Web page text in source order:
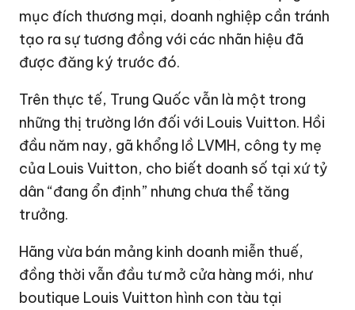
mục đích thương mại, doanh nghiệp cần tránh
tạo ra sự tương đồng với các nhãn hiệu đã
được đăng ký trước đó.
Trên thực tế, Trung Quốc vẫn là một trong
những thị trường lớn đối với Louis Vuitton. Hồi
đầu năm nay, gã khổng lồ LVMH, công ty mẹ
của Louis Vuitton, cho biết doanh số tại xứ tỷ
dân “đang ổn định” nhưng chưa thể tăng
trưởng.
Hãng vừa bán mảng kinh doanh miễn thuế,
đồng thời vẫn đầu tư mở cửa hàng mới, như
boutique Louis Vuitton hình con tàu tại